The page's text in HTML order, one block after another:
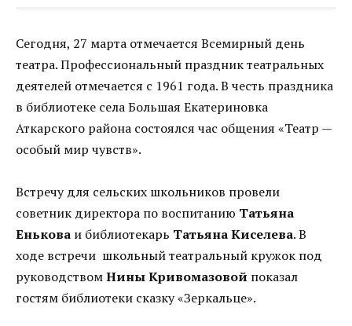
Сегодня, 27 марта отмечается Всемирный день
театра. Профессиональный праздник театральных
деятелей отмечается с 1961 года. В честь праздника
в библиотеке села Большая Екатериновка
Аткарского района состоялся час общения «Театр —
особый мир чувств».
Встречу для сельских школьников провели
советник директора по воспитанию Татьяна
Енькова и библиотекарь Татьяна Киселева. В
ходе встречи школьный театральный кружок под
руководствомНины Кривомазовой показал
гостям библиотеки сказку «Зеркальце».